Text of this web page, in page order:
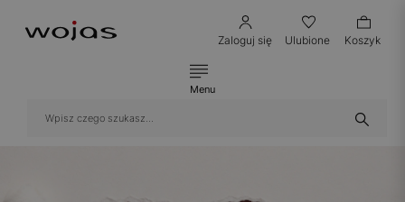
Zaloguj się Ulubione Koszyk
Menu